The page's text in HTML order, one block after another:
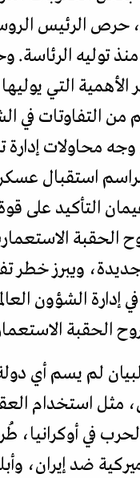
حرص الرئيس
توليه
من التفاوتات في
وجه محاولات
استقبال
التأكيد على
الحقبة
ويبرز خطر
إدارة الشؤون
الحقبة
لم يسم أي
مثل استخدام
في
ضد إيران،